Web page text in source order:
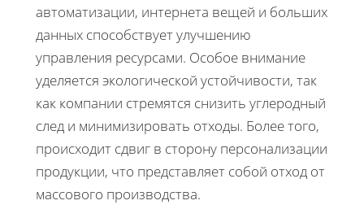
автоматизации, интернета вещей и больших
данных способствует улучшению
управления ресурсами. Особое внимание
уделяется экологической устойчивости, так
как компании стремятся снизить углеродный
след и минимизировать отходы. Более того,
происходит сдвиг в сторону персонализации
продукции, что представляет собой отход от
массового производства.